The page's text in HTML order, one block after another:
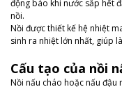
động báo khi nước sắp hết
nồi.
Nồi được thiết kế hệ nhiệt
sinh ra nhiệt lớn nhất, giúp
Cấu tạo của nồi
Nồi nấu cháo hoặc nấu đậu